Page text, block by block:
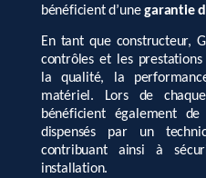
bénéficient d’unegarantie
En tant que constructeur,
contrôles et les
la qualité, la
matériel. Lors de
bénéficient également de
dispensés par un
contribuant ainsi à
installation.